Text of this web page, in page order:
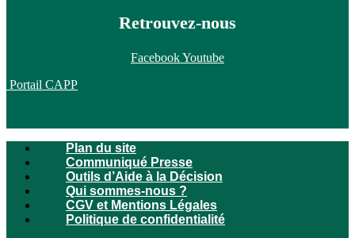
Retrouvez-nous
FacebookYoutube
Portail CAPP
Plan du site
Communiqué Presse
Outils d’Aide à la Décision
Qui sommes-nous ?
CGV et Mentions Légales
Politique de confidentialité